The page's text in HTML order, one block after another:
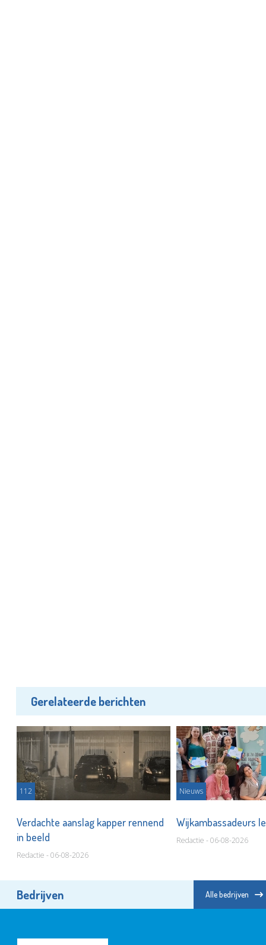
Gerelateerde berichten
112
Verdachte aanslag kapper rennend
in beeld
Redactie - 06-08-2026
Nieuws
Wijkambassadeurs
Redactie - 06-08-2026
Bedrijven Alle bedrijven